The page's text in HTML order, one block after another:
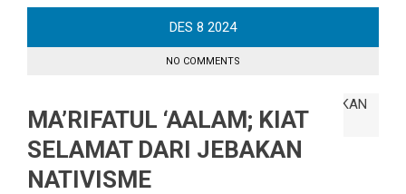
DES 8 2024
NO COMMENTS
MA’RIFATUL ‘AALAM; KIAT
SELAMAT DARI JEBAKAN
NATIVISME